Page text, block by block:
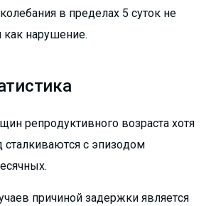
в пределах 5 суток не
как нарушение.
репродуктивного возраста хотя
сталкиваются с эпизодом
причиной задержки является